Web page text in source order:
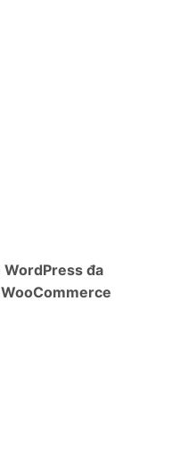
WordPress đa